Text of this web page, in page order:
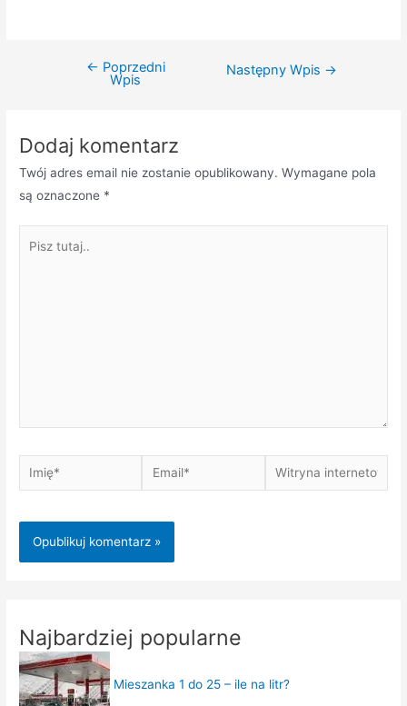
Nawigacja
← Poprzedni
Wpis
Następny Wpis →
Dodaj komentarz
Twój adres email nie zostanie opublikowany. Wymagane pola
są oznaczone *
Imię* Email*
Witryna
internetowa
Najbardziej popularne
Mieszanka 1 do 25 – ile na litr?